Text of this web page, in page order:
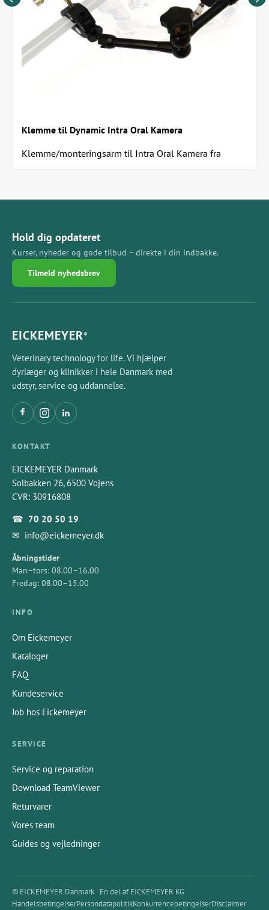
Klemme til Dynamic Intra Oral Kamera
Klemme/monteringsarm til Intra Oral Kamera fra
Hold dig opdateret
Kurser, nyheder og gode tilbud – direkte i din indbakke.
Tilmeld nyhedsbrev
EICKEMEYER®
Veterinary technology for life. Vi hjælper
dyrlæger og klinikker i hele Danmark med
udstyr, service og uddannelse.
KONTAKT
EICKEMEYER Danmark
Solbakken 26, 6500 Vojens
CVR: 30916808
☎ 70 20 50 19
✉ info@eickemeyer.dk
Åbningstider
Man–tors: 08.00–16.00
Fredag: 08.00–15.00
INFO
Om Eickemeyer
Kataloger
FAQ
Kundeservice
Job hos Eickemeyer
SERVICE
Service og reparation
Download TeamViewer
Returvarer
Vores team
Guides og vejledninger
© EICKEMEYER Danmark · En del af EICKEMEYER KG
HandelsbetingelserPersondatapolitikKonkurrencebetingelserDisclaimer